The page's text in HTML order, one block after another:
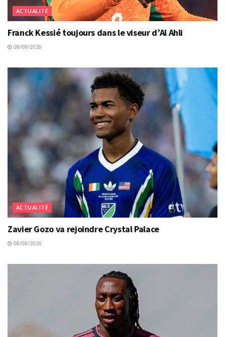
ACTUALITÉ
Franck Kessié toujours dans le viseur d’Al Ahli
08/08/2026
ACTUALITÉ
Zavier Gozo va rejoindre Crystal Palace
08/08/2026